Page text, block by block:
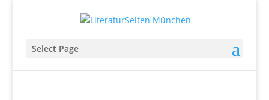
Select Page